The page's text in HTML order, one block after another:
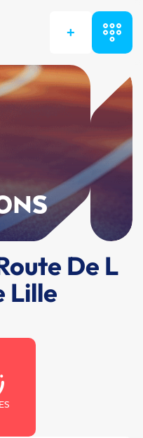
+
De L
Lille